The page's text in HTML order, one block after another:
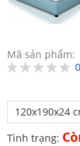
Mã sản phẩm:
0
120x190x24
Tình trạng: